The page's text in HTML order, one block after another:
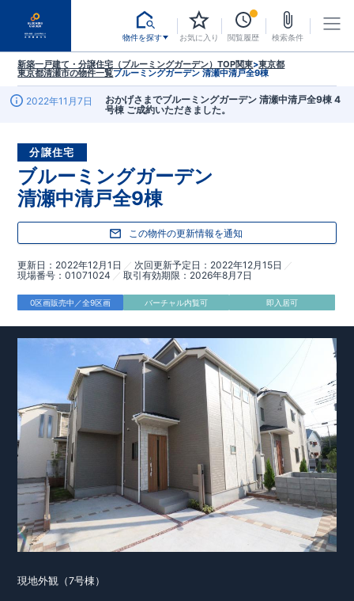
物件を探す お気に入り 閲覧履歴 検索条件
新築一戸建て・分譲住宅（ブルーミングガーデン）TOP関東>東京都
東京都清瀬市の物件一覧ブルーミングガーデン 清瀬中清戸全9棟
2022年11月7日
おかげさまでブルーミングガーデン 清瀬中清戸全9棟 4
号棟 ご成約いただきました。
分譲住宅
ブルーミングガーデン
清瀬中清戸全9棟
この物件の更新情報を通知
更新日 2022年12月1日 次回更新予定日
2022年12月15日
現場番号
01071024 取引有効期限 2026年8月7日
0区画販売中／全9区画 バーチャル内覧可 即入居可
現地外観（7号棟）